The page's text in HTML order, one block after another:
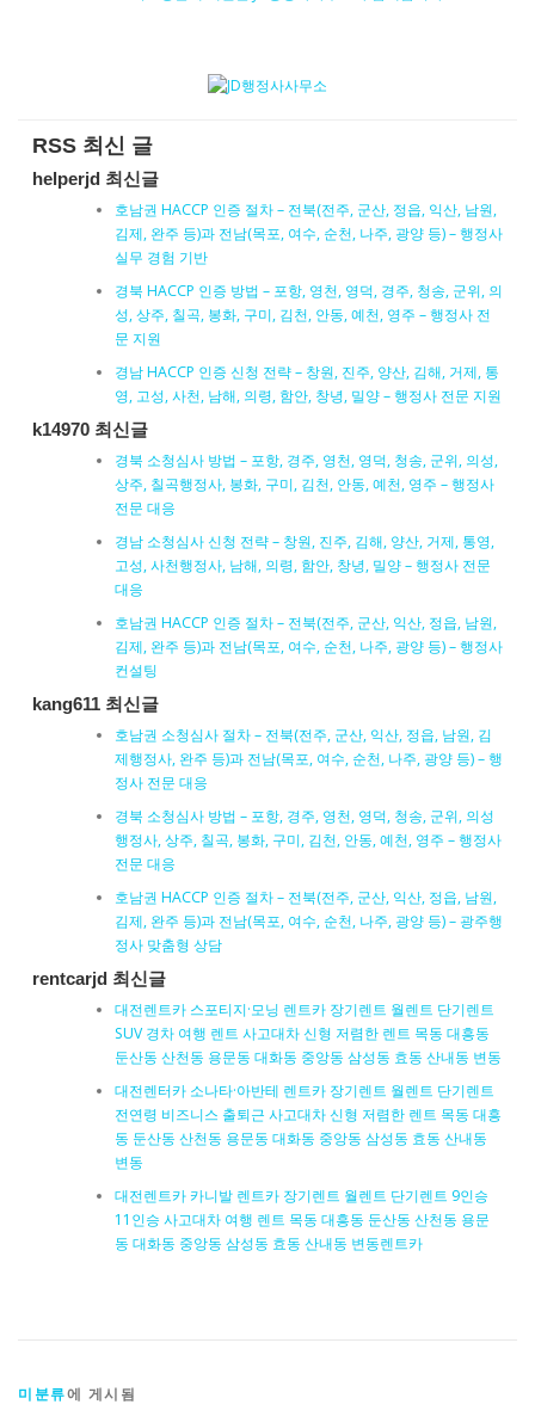
RSS 최신 글
helperjd 최신글
호남권 HACCP 인증 절차 – 전북(전주, 군산, 정읍, 익산, 남원,
김제, 완주 등)과 전남(목포, 여수, 순천, 나주, 광양 등) – 행정사
실무 경험 기반
경북 HACCP 인증 방법 – 포항, 영천, 영덕, 경주, 청송, 군위, 의
성, 상주, 칠곡, 봉화, 구미, 김천, 안동, 예천, 영주 – 행정사 전
문 지원
경남 HACCP 인증 신청 전략 – 창원, 진주, 양산, 김해, 거제, 통
영, 고성, 사천, 남해, 의령, 함안, 창녕, 밀양 – 행정사 전문 지원
k14970 최신글
경북 소청심사 방법 – 포항, 경주, 영천, 영덕, 청송, 군위, 의성,
상주, 칠곡행정사, 봉화, 구미, 김천, 안동, 예천, 영주 – 행정사
전문 대응
경남 소청심사 신청 전략 – 창원, 진주, 김해, 양산, 거제, 통영,
고성, 사천행정사, 남해, 의령, 함안, 창녕, 밀양 – 행정사 전문
대응
호남권 HACCP 인증 절차 – 전북(전주, 군산, 익산, 정읍, 남원,
김제, 완주 등)과 전남(목포, 여수, 순천, 나주, 광양 등) – 행정사
컨설팅
kang611 최신글
호남권 소청심사 절차 – 전북(전주, 군산, 익산, 정읍, 남원, 김
제행정사, 완주 등)과 전남(목포, 여수, 순천, 나주, 광양 등) – 행
정사 전문 대응
경북 소청심사 방법 – 포항, 경주, 영천, 영덕, 청송, 군위, 의성
행정사, 상주, 칠곡, 봉화, 구미, 김천, 안동, 예천, 영주 – 행정사
전문 대응
호남권 HACCP 인증 절차 – 전북(전주, 군산, 익산, 정읍, 남원,
김제, 완주 등)과 전남(목포, 여수, 순천, 나주, 광양 등) – 광주행
정사 맞춤형 상담
rentcarjd 최신글
대전렌트카 스포티지·모닝 렌트카 장기렌트 월렌트 단기렌트
SUV 경차 여행 렌트 사고대차 신형 저렴한 렌트 목동 대흥동
둔산동 산천동 용문동 대화동 중앙동 삼성동 효동 산내동 변동
대전렌터카 소나타·아반테 렌트카 장기렌트 월렌트 단기렌트
전연령 비즈니스 출퇴근 사고대차 신형 저렴한 렌트 목동 대흥
동 둔산동 산천동 용문동 대화동 중앙동 삼성동 효동 산내동
변동
대전렌트카 카니발 렌트카 장기렌트 월렌트 단기렌트 9인승
11인승 사고대차 여행 렌트 목동 대흥동 둔산동 산천동 용문
동 대화동 중앙동 삼성동 효동 산내동 변동렌트카
미분류에 게시됨